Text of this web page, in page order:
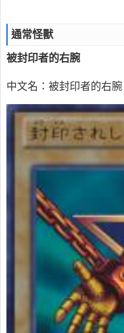
通常怪獸
被封印者的右腕
中文名：被封印者的右腕